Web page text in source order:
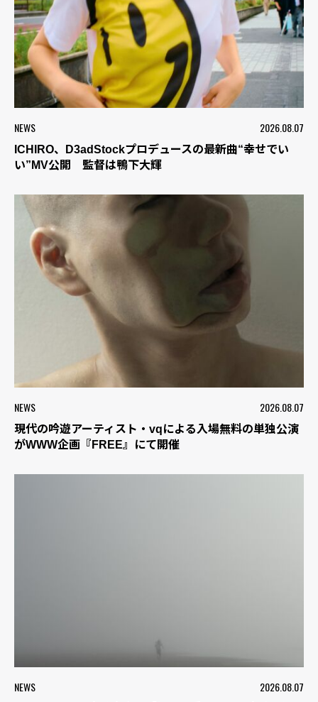
NEWS 2026.08.07
ICHIRO、D3adStockプロデュースの最新曲“幸せでい
い”MV公開 監督は鴨下大輝
NEWS 2026.08.07
現代の吟遊アーティスト・vqによる入場無料の単独公演
がWWW企画『FREE』にて開催
NEWS 2026.08.07